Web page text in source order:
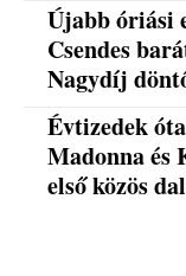
Újabb óriási
Csendes
Nagydíj
Évtizedek
Madonna és
első közös